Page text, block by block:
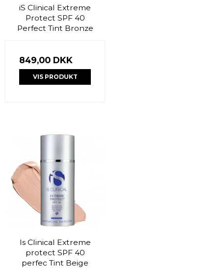
iS Clinical Extreme
Protect SPF 40
Perfect Tint Bronze
849,00 DKK
VIS PRODUKT
Is Clinical Extreme
protect SPF 40
perfec Tint Beige